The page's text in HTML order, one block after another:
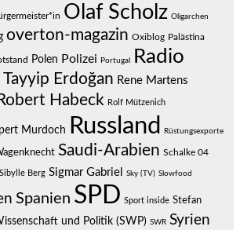
Olaf Scholz Oligarchen
overton-magazin Oxiblog Palästina
Polen Polizei Portugal Radio
Tayyip Erdoğan Rene Martens
Robert Habeck Rolf Mützenich
Murdoch Russland Rüstungsexporte
Saudi-Arabien Schalke 04
Sibylle Berg Sigmar Gabriel Sky (TV) Slowfood
Spanien SPD Sport inside Stefan
und Politik (SWP) SWR Syrien